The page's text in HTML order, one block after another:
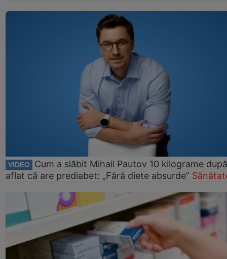
VIDEO
Cum a slăbit Mihail Pautov 10 kilograme
aflat că are prediabet: „Fără diete absurde”